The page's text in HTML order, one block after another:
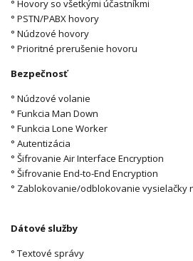
° Hovory so všetkými účastníkmi
° PSTN/PABX hovory
° Núdzové hovory
° Prioritné prerušenie hovoru
Bezpečnosť
° Núdzové volanie
° Funkcia Man Down
° Funkcia Lone Worker
° Autentizácia
° Šifrovanie Air Interface Encryption
° Šifrovanie End-to-End Encryption
° Zablokovanie/odblokovanie vysielačky
Dátové služby
° Textové správy